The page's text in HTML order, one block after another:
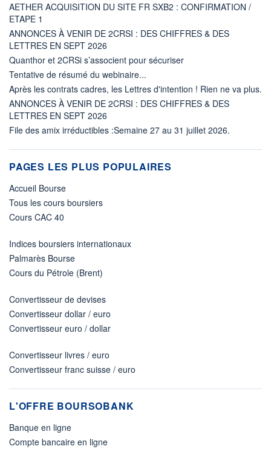
AETHER ACQUISITION DU SITE FR SXB2 : CONFIRMATION /
ETAPE 1
ANNONCES À VENIR DE 2CRSI : DES CHIFFRES & DES
LETTRES EN SEPT 2026
Quanthor et 2CRSi s’associent pour sécuriser
Tentative de résumé du webinaire...
Après les contrats cadres, les Lettres d'intention ! Rien ne va plus.
ANNONCES À VENIR DE 2CRSI : DES CHIFFRES & DES
LETTRES EN SEPT 2026
File des amix irréductibles :Semaine 27 au 31 juillet 2026.
PAGES LES PLUS POPULAIRES
Accueil Bourse
Tous les cours boursiers
Cours CAC 40
Indices boursiers internationaux
Palmarès Bourse
Cours du Pétrole (Brent)
Convertisseur de devises
Convertisseur dollar / euro
Convertisseur euro / dollar
Convertisseur livres / euro
Convertisseur franc suisse / euro
L'OFFRE BOURSOBANK
Banque en ligne
Compte bancaire en ligne